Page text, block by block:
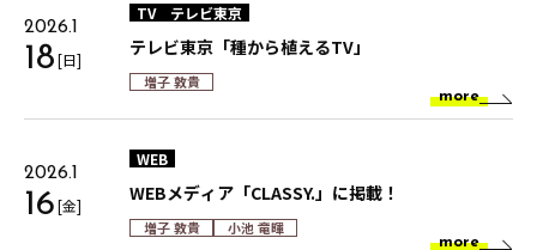
2026.1
18[日]
TV テレビ東京
テレビ東京「種から植えるTV」
増子 敦貴
more
2026.1
16[金]
WEB
WEBメディア「CLASSY.」に掲載！
増子 敦貴 小池 竜暉
more